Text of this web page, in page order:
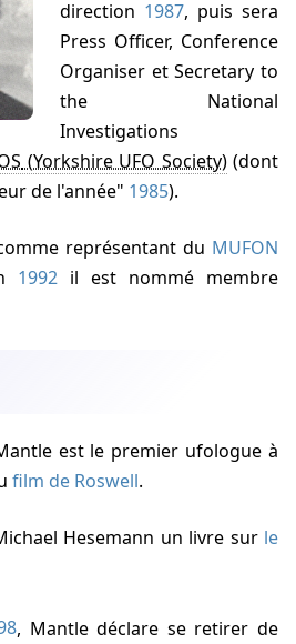
direction 1987, puis sera
Press Officer, Conference
Organiser et Secretary to
the National
Investigations
(dont
de l'année" 1985).
représentant du MUFON
1992 il est nommé membre
est le premier ufologue à
film de Roswell.
Hesemann un livre sur le
, Mantle déclare se retirer de